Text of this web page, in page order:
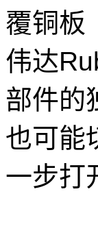
覆铜板
伟达
部件的
也可能
一步打